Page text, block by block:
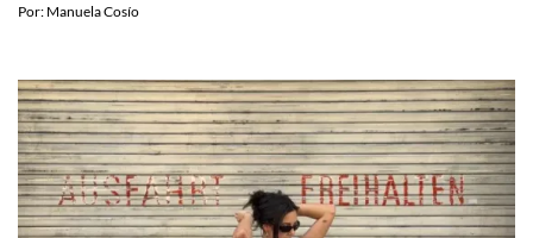
Por: Manuela Cosío